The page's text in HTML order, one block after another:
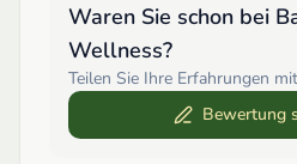
Waren Sie schon bei
Wellness?
Teilen Sie Ihre Erfahrungen
Bewertung